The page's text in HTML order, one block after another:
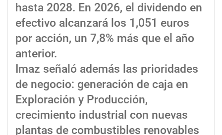
hasta 2028. En 2026, el dividendo en
efectivo alcanzará los 1,051 euros
por acción, un 7,8% más que el año
anterior.
Imaz señaló además las prioridades
de negocio: generación de caja en
Exploración y Producción,
crecimiento industrial con nuevas
plantas de combustibles renovables